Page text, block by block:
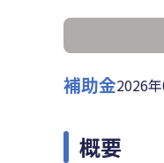
補助金2026
概要